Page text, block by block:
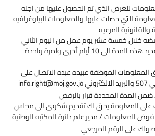
للغرض الذي تم الحصول عليها من اجله
التي حصلت عليها والمعلومات البيلوغرافيه
المرعيه
خلال خمسة عشر يوم عمل من اليوم الثاني
لتاريخ تقديمه ويجوز تمديد هذه المدة الى 10 أيام أخرى ولمرة واحدة
الموظفة عبيده عبده الاتصال على
ضمن المدة المحددة قرار بالرفض
المعلومة يحق لك تقديم شكوى الى مجلس
المعلومات / مدير عام دائرة المكتبه الوطنية
على الرقم المرجعي